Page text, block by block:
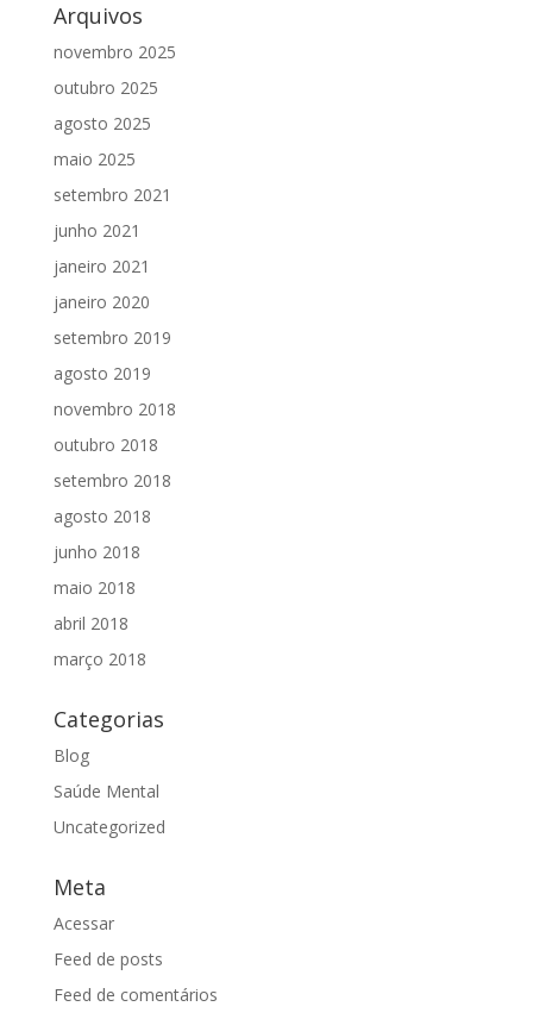
Arquivos
novembro 2025
outubro 2025
agosto 2025
maio 2025
setembro 2021
junho 2021
janeiro 2021
janeiro 2020
setembro 2019
agosto 2019
novembro 2018
outubro 2018
setembro 2018
agosto 2018
junho 2018
maio 2018
abril 2018
março 2018
Categorias
Blog
Saúde Mental
Uncategorized
Meta
Acessar
Feed de posts
Feed de comentários